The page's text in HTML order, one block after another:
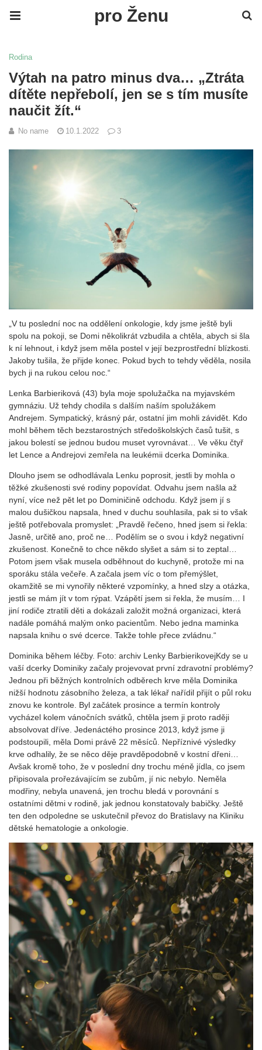
pro Ženu
Rodina
Výtah na patro minus dva… „Ztráta
dítěte nepřebolí, jen se s tím musíte
naučit žít.“
No name 10.1.2022 3
„V tu poslední noc na oddělení onkologie, kdy jsme ještě byli
spolu na pokoji, se Domi několikrát vzbudila a chtěla, abych si šla
k ní lehnout, i když jsem měla postel v její bezprostřední blízkosti.
Jakoby tušila, že přijde konec. Pokud bych to tehdy věděla, nosila
bych ji na rukou celou noc.“
Lenka Barbieriková (43) byla moje spolužačka na myjavském
gymnáziu. Už tehdy chodila s dalším naším spolužákem
Andrejem. Sympatický, krásný pár, ostatní jim mohli závidět. Kdo
mohl během těch bezstarostných středoškolských časů tušit, s
jakou bolestí se jednou budou muset vyrovnávat… Ve věku čtyř
let Lence a Andrejovi zemřela na leukémii dcerka Dominika.
Dlouho jsem se odhodlávala Lenku poprosit, jestli by mohla o
těžké zkušenosti své rodiny popovídat. Odvahu jsem našla až
nyní, více než pět let po Dominičině odchodu. Když jsem jí s
malou dušičkou napsala, hned v duchu souhlasila, pak si to však
ještě potřebovala promyslet: „Pravdě řečeno, hned jsem si řekla:
Jasně, určitě ano, proč ne… Podělím se o svou i když negativní
zkušenost. Konečně to chce někdo slyšet a sám si to zeptal…
Potom jsem však musela odběhnout do kuchyně, protože mi na
sporáku stála večeře. A začala jsem víc o tom přemýšlet,
okamžitě se mi vynořily některé vzpomínky, a hned slzy a otázka,
jestli se mám jít v tom rýpat. Vzápětí jsem si řekla, že musím… I
jiní rodiče ztratili děti a dokázali založit možná organizaci, která
nadále pomáhá malým onko pacientům. Nebo jedna maminka
napsala knihu o své dcerce. Takže tohle přece zvládnu.“
Dominika během léčby. Foto: archiv Lenky BarbierikovejKdy se u
vaší dcerky Dominiky začaly projevovat první zdravotní problémy?
Jednou při běžných kontrolních odběrech krve měla Dominika
nižší hodnotu zásobního železa, a tak lékař nařídil přijít o půl roku
znovu ke kontrole. Byl začátek prosince a termín kontroly
vycházel kolem vánočních svátků, chtěla jsem ji proto raději
absolvovat dříve. Jedenáctého prosince 2013, když jsme ji
podstoupili, měla Domi právě 22 měsíců. Nepříznivé výsledky
krve odhalily, že se něco děje pravděpodobně v kostní dřeni…
Avšak kromě toho, že v poslední dny trochu méně jídla, co jsem
připisovala prořezávajícím se zubům, jí nic nebylo. Neměla
modřiny, nebyla unavená, jen trochu bledá v porovnání s
ostatními dětmi v rodině, jak jednou konstatovaly babičky. Ještě
ten den odpoledne se uskutečnil převoz do Bratislavy na Kliniku
dětské hematologie a onkologie.